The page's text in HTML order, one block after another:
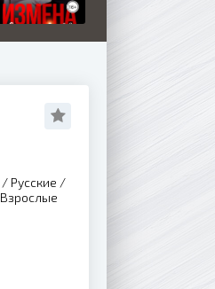
/ Русские /
Взрослые